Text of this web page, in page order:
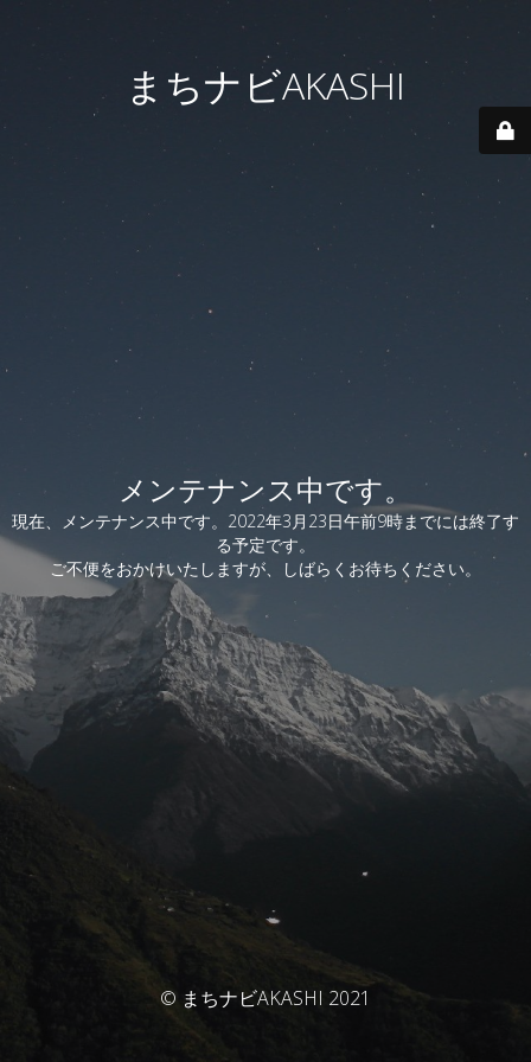
まちナビAKASHI
メンテナンス中です。
現在、メンテナンス中です。2022年3月23日午前9時までには終了す
る予定です。
ご不便をおかけいたしますが、しばらくお待ちください。
© まちナビAKASHI 2021